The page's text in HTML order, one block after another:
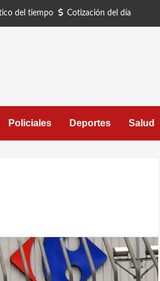
del tiempo Cotización del día
Policiales Deportes Salud